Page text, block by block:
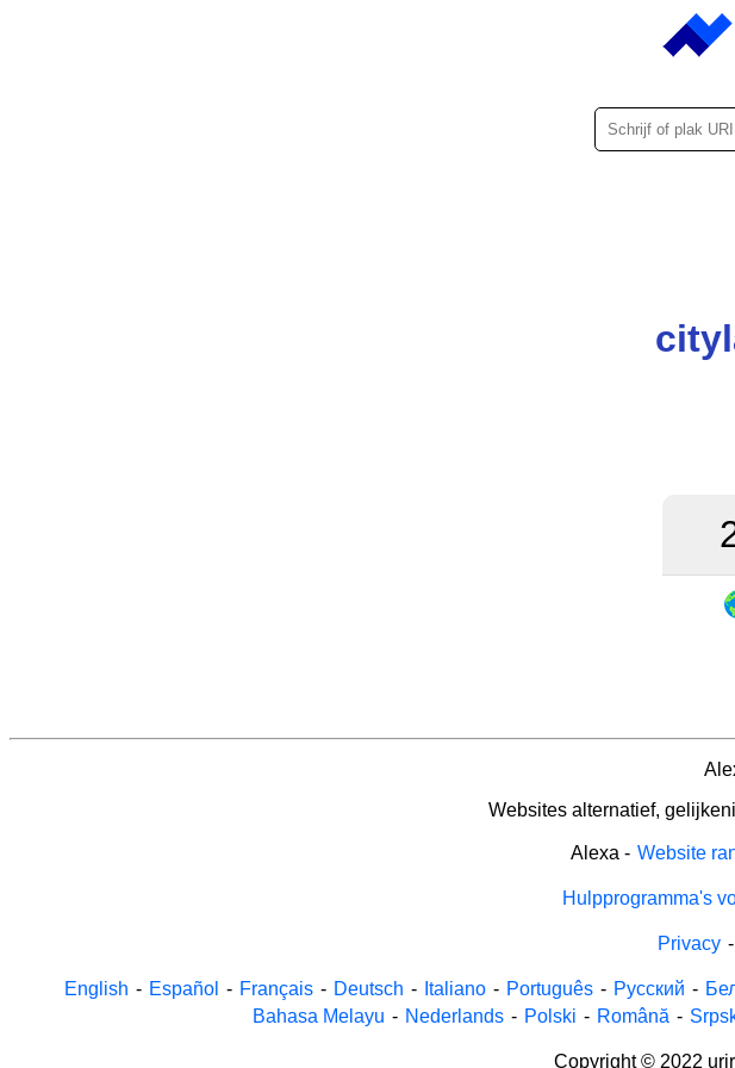
Websites alternatief,
Alexa - Website
Hulpprogramma's
Privacy -
English - Español - Français - Deutsch - Italiano - Português - Русский -
Bahasa Melayu - Nederlands - Polski - Română -
Copyright © 2022